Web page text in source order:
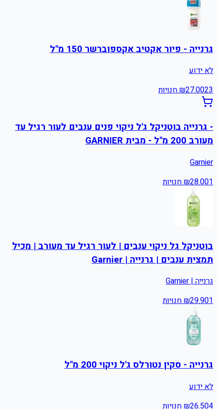
גרנייה - פיור אקטיב אקספוברשר 150 מ"ל
לא ידוע
₪27.0023 חנויות
- גרנייה בוטניקל ג'ל ניקוי פנים ענבים לעור רגיל עד
מעורב 200 מ"ל - מבית GARNIER
Garnier
₪28.001 חנויות
בוטניקל גל ניקוי ענבים | לעור רגיל עד מעורב | מכיל
תמצית ענבים | גרנייה | Garnier
גרנייה | Garnier
₪29.901 חנויות
גרנייה - סקין נטורלס ג'ל ניקוי 200 מ"ל
לא ידוע
₪26.504 חנויות